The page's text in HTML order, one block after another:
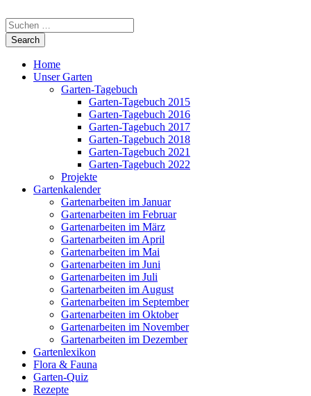
Home
Unser Garten
Garten-Tagebuch
Garten-Tagebuch 2015
Garten-Tagebuch 2016
Garten-Tagebuch 2017
Garten-Tagebuch 2018
Garten-Tagebuch 2021
Garten-Tagebuch 2022
Projekte
Gartenkalender
Gartenarbeiten im Januar
Gartenarbeiten im Februar
Gartenarbeiten im März
Gartenarbeiten im April
Gartenarbeiten im Mai
Gartenarbeiten im Juni
Gartenarbeiten im Juli
Gartenarbeiten im August
Gartenarbeiten im September
Gartenarbeiten im Oktober
Gartenarbeiten im November
Gartenarbeiten im Dezember
Gartenlexikon
Flora & Fauna
Garten-Quiz
Rezepte